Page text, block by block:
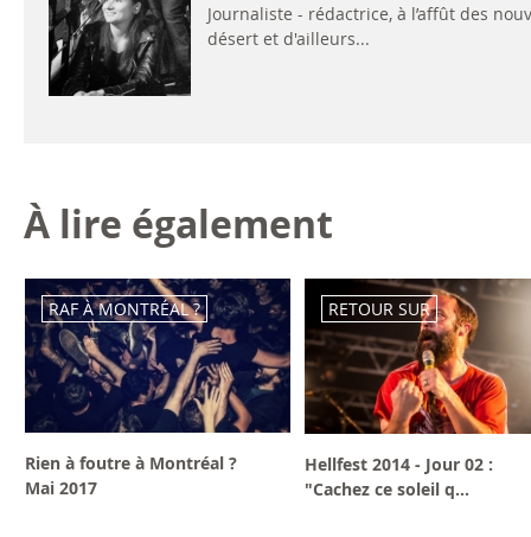
Journaliste - rédactrice, à l’affût des
désert et d'ailleurs...
À lire également
RAF À MONTRÉAL ?
Rien à foutre à Montréal ?
Mai 2017
RETOUR SUR
Hellfest 2014 - Jour 02 :
"Cachez ce soleil q...